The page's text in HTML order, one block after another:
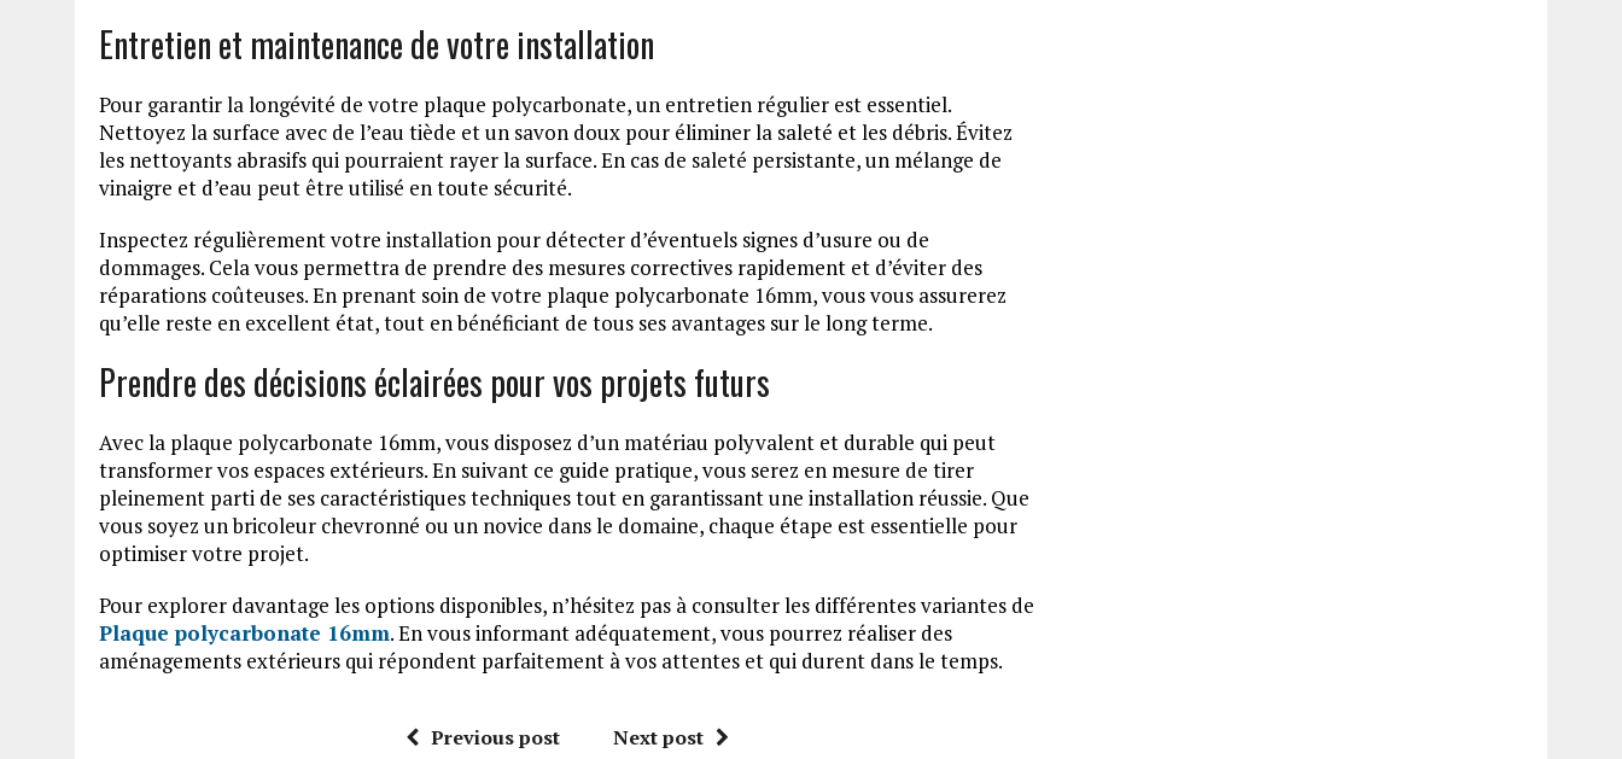
Entretien et maintenance de votre installation
Pour garantir la longévité de votre plaque polycarbonate, un entretien régulier est essentiel.
Nettoyez la surface avec de l’eau tiède et un savon doux pour éliminer la saleté et les débris. Évitez
les nettoyants abrasifs qui pourraient rayer la surface. En cas de saleté persistante, un mélange de
vinaigre et d’eau peut être utilisé en toute sécurité.
Inspectez régulièrement votre installation pour détecter d’éventuels signes d’usure ou de
dommages. Cela vous permettra de prendre des mesures correctives rapidement et d’éviter des
réparations coûteuses. En prenant soin de votre plaque polycarbonate 16mm, vous vous assurerez
qu’elle reste en excellent état, tout en bénéficiant de tous ses avantages sur le long terme.
Prendre des décisions éclairées pour vos projets futurs
Avec la plaque polycarbonate 16mm, vous disposez d’un matériau polyvalent et durable qui peut
transformer vos espaces extérieurs. En suivant ce guide pratique, vous serez en mesure de tirer
pleinement parti de ses caractéristiques techniques tout en garantissant une installation réussie. Que
vous soyez un bricoleur chevronné ou un novice dans le domaine, chaque étape est essentielle pour
optimiser votre projet.
Pour explorer davantage les options disponibles, n’hésitez pas à consulter les différentes variantes de
Plaque polycarbonate 16mm. En vous informant adéquatement, vous pourrez réaliser des
aménagements extérieurs qui répondent parfaitement à vos attentes et qui durent dans le temps.
Previous post Next post